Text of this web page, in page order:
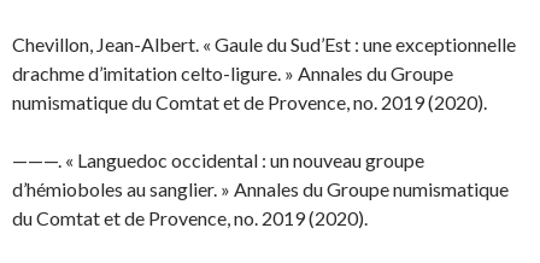
Chevillon, Jean-Albert. « Gaule du Sud’Est : une exceptionnelle
drachme d’imitation celto-ligure. » Annales du Groupe
numismatique du Comtat et de Provence, no. 2019 (2020).
———. « Languedoc occidental : un nouveau groupe
d’hémioboles au sanglier. » Annales du Groupe numismatique
du Comtat et de Provence, no. 2019 (2020).